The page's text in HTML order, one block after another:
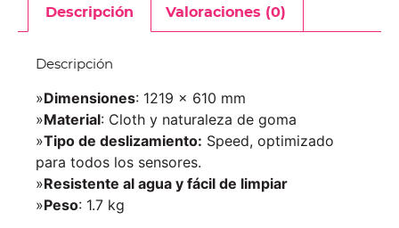
Descripción Valoraciones (0)
Descripción
»Dimensiones: 1219 x 610 mm
»Material: Cloth y naturaleza de goma
»Tipo de deslizamiento: Speed, optimizado
para todos los sensores.
»Resistente al agua y fácil de limpiar
»Peso: 1.7 kg